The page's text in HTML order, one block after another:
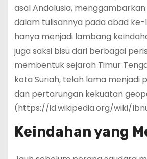
asal Andalusia,
dalam tulisannya pada abad ke-
hanya menjadi lambang
juga saksi bisu dari berbagai
membentuk sejarah Timur
kota Suriah, telah lama menjadi
dan pertarungan kekuatan
(https://id.wikipedia.org/wiki/
Keindahan yang